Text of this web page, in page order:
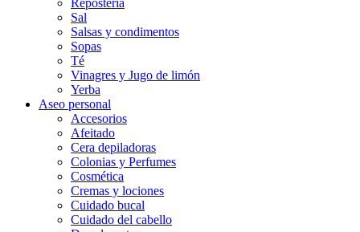
Repostería
Sal
Salsas y condimentos
Sopas
Té
Vinagres y Jugo de limón
Yerba
Aseo personal
Accesorios
Afeitado
Cera depiladoras
Colonias y Perfumes
Cosmética
Cremas y lociones
Cuidado bucal
Cuidado del cabello